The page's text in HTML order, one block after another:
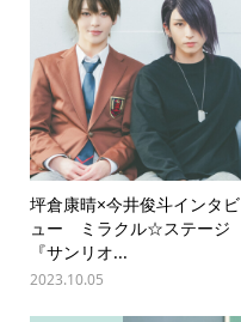
坪倉康晴×今井俊斗インタビ
ュー ミラクル☆ステージ
『サンリオ...
2023.10.05